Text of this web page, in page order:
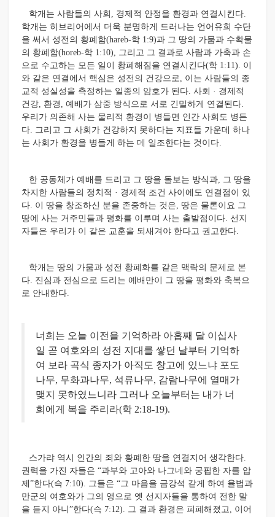
학개는 사람들의 사회, 경제적 안정을 환경과 연결시킨다.
학개는 히브리어에서 더욱 분명하게 드러나는 언어유희 수단
을 써서 성전의 황폐함(hareb-학 1:9)과 그 땅의 가뭄과 수확물
의 황폐함(horeb-학 1:10), 그리고 그 결과로 사람과 가축과 손
으로 수고하는 모든 일이 황폐해짐을 연결시킨다(학 1:11). 이
와 같은 연결에서 핵심은 성전의 건강으로, 이는 사람들의 종
교적 성실성을 측정하는 일종의 암호가 된다. 사회 · 경제적
건강, 환경, 예배가 삼중 방식으로 서로 긴밀하게 연결된다.
우리가 의존해 사는 물리적 환경이 병들면 인간 사회도 병든
다. 그리고 그 사회가 건강하지 못하다는 지표들 가운데 하나
는 사회가 환경을 병들게 하는 데 일조한다는 것이다.
한 공동체가 예배를 드리고 그 땅을 돌보는 방식과, 그 땅을
차지한 사람들의 정치적 · 경제적 조건 사이에도 연결점이 있
다. 이 땅을 창조하신 분을 존중하는 것은, 땅은 물론이요 그
땅에 사는 거주민들과 평화를 이루며 사는 출발점이다. 선지
자들은 우리가 이 같은 교훈을 되새겨야 한다고 권고한다.
학개는 땅의 가뭄과 성전 황폐화를 같은 맥락의 문제로 본
다. 진심과 전심으로 드리는 예배만이 그 땅을 평화와 축복으
로 안내한다.
너희는 오늘 이전을 기억하라 아홉째 달 이십사
일 곧 여호와의 성전 지대를 쌓던 날부터 기억하
여 보라 곡식 종자가 아직도 창고에 있느냐 포도
나무, 무화과나무, 석류나무, 감람나무에 열매가
맺지 못하였느니라 그러나 오늘부터는 내가 너
희에게 복을 주리라(학 2:18-19).
스가랴 역시 인간의 죄와 황폐한 땅을 연결지어 생각한다.
권력을 가진 자들은 “과부와 고아와 나그네와 궁핍한 자를 압
제”한다(슥 7:10). 그들은 “그 마음을 금강석 같게 하여 율법과
만군의 여호와가 그의 영으로 옛 선지자들을 통하여 전한 말
을 듣지 아니”한다(슥 7:12). 그 결과 환경은 피폐해졌고, 이어